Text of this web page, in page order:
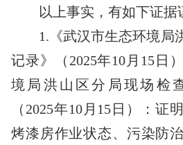
以上事实，有如下证据
1.《武汉市生态环境局
记录》（2025年10月15日
境局洪山区分局现场检
（2025年10月15日）：证
烤漆房作业状态、污染防